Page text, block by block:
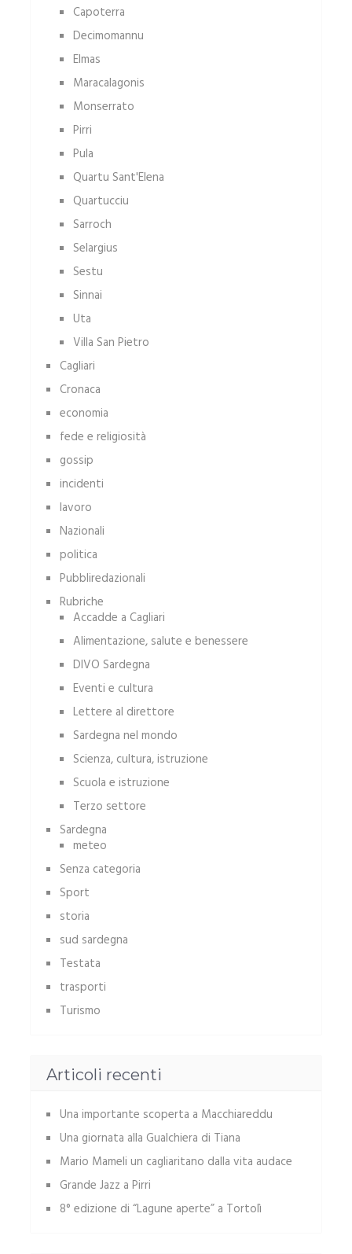
Capoterra
Decimomannu
Elmas
Maracalagonis
Monserrato
Pirri
Pula
Quartu Sant'Elena
Quartucciu
Sarroch
Selargius
Sestu
Sinnai
Uta
Villa San Pietro
Cagliari
Cronaca
economia
fede e religiosità
gossip
incidenti
lavoro
Nazionali
politica
Pubbliredazionali
Rubriche
Accadde a Cagliari
Alimentazione, salute e benessere
DIVO Sardegna
Eventi e cultura
Lettere al direttore
Sardegna nel mondo
Scienza, cultura, istruzione
Scuola e istruzione
Terzo settore
Sardegna
meteo
Senza categoria
Sport
storia
sud sardegna
Testata
trasporti
Turismo
Articoli recenti
Una importante scoperta a Macchiareddu
Una giornata alla Gualchiera di Tiana
Mario Mameli un cagliaritano dalla vita audace
Grande Jazz a Pirri
8° edizione di “Lagune aperte” a Tortolì